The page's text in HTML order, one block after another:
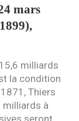
mars
milliards
la condition
Thiers
milliards à
seront